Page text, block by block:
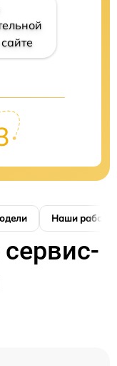
Наши работы